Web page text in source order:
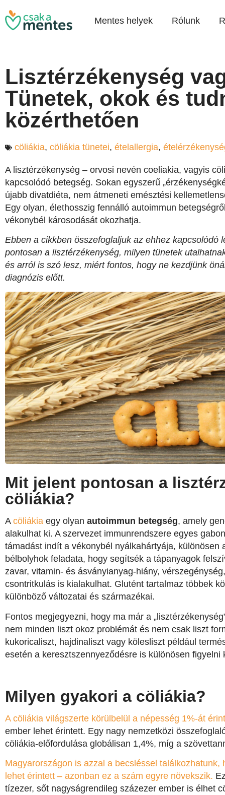
Mentes helyek Rólunk
Lisztérzékenység
Tünetek, okok és
közérthetően
cöliákia, cöliákia tünetei, ételallergia,
A lisztérzékenység – orvosi nevén coeliakia, vagyis
kapcsolódó betegség. Sokan egyszerű
újabb divatdiéta, nem átmeneti emésztési
Egy olyan, élethosszig fennálló autoimmun
vékonybél károsodását okozhatja.
Ebben a cikkben összefoglaljuk az ehhez kapcsolódó
pontosan a lisztérzékenység, milyen tünetek
és arról is szó lesz, miért fontos, hogy ne kezdjünk
diagnózis előtt.
Mit jelent pontosan a
cöliákia?
A cöliákia egy olyan autoimmun betegség, amely
alakulhat ki. A szervezet immunrendszere egyes
támadást indít a vékonybél nyálkahártyája, különösen
bélbolyhok feladata, hogy segítsék a tápanyagok
zavar, vitamin- és ásványianyag-hiány,
csontritkulás is kialakulhat. Glutént tartalmaz többek
különböző változatai és származékai.
Fontos megjegyezni, hogy ma már a
nem minden liszt okoz problémát és nem csak liszt
kukoricaliszt, hajdinaliszt vagy kölesliszt például
esetén a keresztszennyeződésre is különösen figyelni
Milyen gyakori a cöliákia?
A cöliákia világszerte körülbelül a népesség 1%-át
ember lehet érintett. Egy nagy nemzetközi
cöliákia-előfordulása globálisan 1,4%, míg a
Magyarországon is azzal a becsléssel
lehet érintett – azonban ez a szám egyre növekszik.
tízezer, sőt nagyságrendileg százezer ember is élhet